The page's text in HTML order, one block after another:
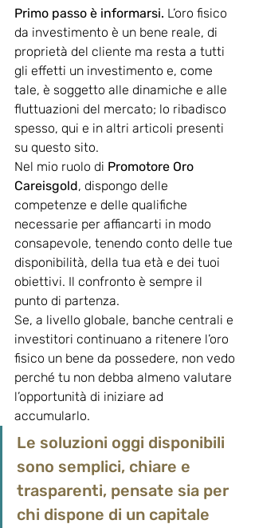
Primo passo è informarsi. L’oro fisico
da investimento è un bene reale, di
proprietà del cliente ma resta a tutti
gli effetti un investimento e, come
tale, è soggetto alle dinamiche e alle
fluttuazioni del mercato; lo ribadisco
spesso, qui e in altri articoli presenti
su questo sito.
Nel mio ruolo di Promotore Oro
Careisgold, dispongo delle
competenze e delle qualifiche
necessarie per affiancarti in modo
consapevole, tenendo conto delle tue
disponibilità, della tua età e dei tuoi
obiettivi. Il confronto è sempre il
punto di partenza.
Se, a livello globale, banche centrali e
investitori continuano a ritenere l’oro
fisico un bene da possedere, non vedo
perché tu non debba almeno valutare
l’opportunità di iniziare ad
accumularlo.
Le soluzioni oggi disponibili
sono semplici, chiare e
trasparenti, pensate sia per
chi dispone di un capitale